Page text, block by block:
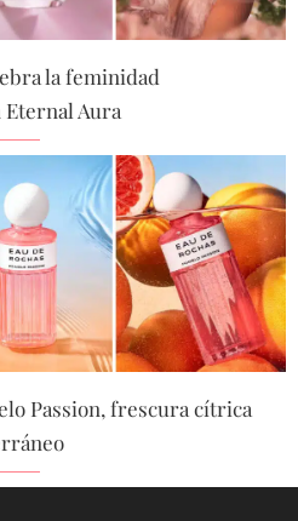
la feminidad
Aura
Passion, frescura cítrica